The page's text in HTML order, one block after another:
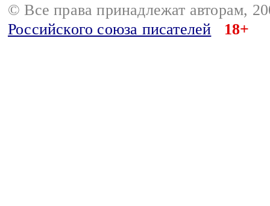
© Все права принадлежат авторам,
Российского союза писателей
18+